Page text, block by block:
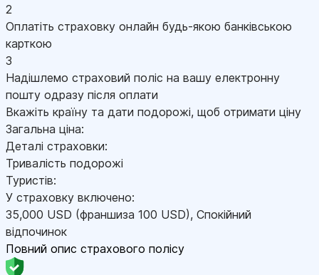
2
Оплатіть страховку онлайн будь-якою банківською
карткою
3
Надішлемо страховий поліс на вашу електронну
пошту одразу після оплати
Вкажіть країну та дати подорожі, щоб отримати ціну
Загальна ціна:
Деталі страховки:
Тривалість подорожі
Туристів:
У страховку включено:
35,000 USD (франшиза 100 USD), Спокійний
відпочинок
Повний опис страхового полісу